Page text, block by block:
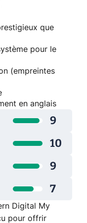
que
pour le
(empreintes
en anglais
9
10
9
7
Digital My
pour offrir